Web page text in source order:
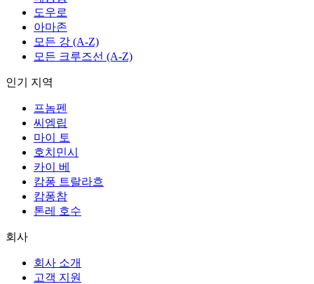
도우로
아마존
모든 강 (A-Z)
모든 크루즈선 (A-Z)
인기 지역
프놈펜
씨엠립
마이 토
호치민시
카이 베
캄퐁 트랄라흐
캄퐁참
톤레 호수
회사
회사 소개
고객 지원